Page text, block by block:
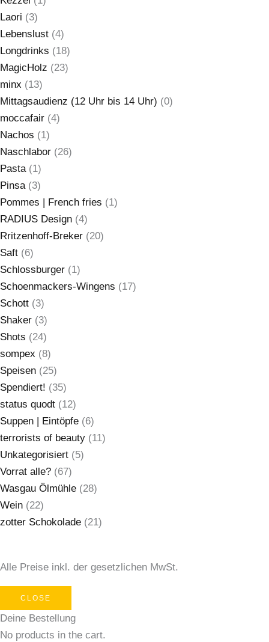
Laori (3)
Lebenslust (4)
Longdrinks (18)
MagicHolz (23)
minx (13)
Mittagsaudienz (12 Uhr bis 14 Uhr) (0)
moccafair (4)
Nachos (1)
Naschlabor (26)
Pasta (1)
Pinsa (3)
Pommes | French fries (1)
RADIUS Design (4)
Rritzenhoff-Breker (20)
Saft (6)
Schlossburger (1)
Schoenmackers-Wingens (17)
Schott (3)
Shaker (3)
Shots (24)
sompex (8)
Speisen (25)
Spendiert! (35)
status quodt (12)
Suppen | Eintöpfe (6)
terrorists of beauty (11)
Unkategorisiert (5)
Vorrat alle? (67)
Wasgau Ölmühle (28)
Wein (22)
zotter Schokolade (21)
Alle Preise inkl. der gesetzlichen MwSt.
CLOSE
Deine Bestellung
No products in the cart.